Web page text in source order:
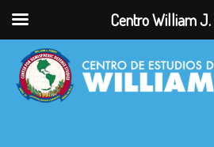
Centro William